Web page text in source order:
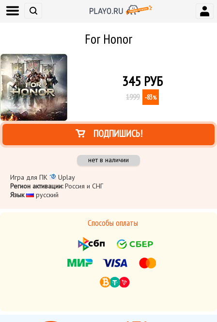
For Honor
345 РУБ
1999 -83%
ПОДПИШИСЬ!
нет в наличии
Игра для ПК
Uplay
Регион активации:Россия и СНГ
Язык
​ русский
Способы оплаты